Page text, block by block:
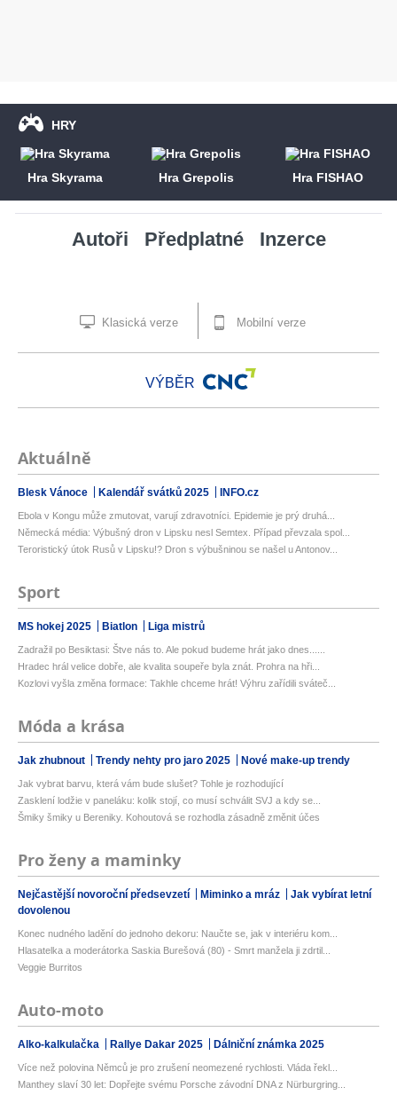
HRY
Hra Skyrama Hra Grepolis Hra FISHAO
Autoři Předplatné Inzerce
Klasická verze Mobilní verze
VÝBĚR
Aktuálně
Blesk Vánoce Kalendář svátků 2025 INFO.cz
Ebola v Kongu může zmutovat, varují zdravotníci. Epidemie je prý druhá...
Německá média: Výbušný dron v Lipsku nesl Semtex. Případ převzala spol...
Teroristický útok Rusů v Lipsku!? Dron s výbušninou se našel u Antonov...
Sport
MS hokej 2025 Biatlon Liga mistrů
Zadražil po Besiktasi: Štve nás to. Ale pokud budeme hrát jako dnes......
Hradec hrál velice dobře, ale kvalita soupeře byla znát. Prohra na hři...
Kozlovi vyšla změna formace: Takhle chceme hrát! Výhru zařídili sváteč...
Móda a krása
Jak zhubnout Trendy nehty pro jaro 2025 Nové make-up trendy
Jak vybrat barvu, která vám bude slušet? Tohle je rozhodující
Zasklení lodžie v paneláku: kolik stojí, co musí schválit SVJ a kdy se...
Šmiky šmiky u Bereniky. Kohoutová se rozhodla zásadně změnit účes
Pro ženy a maminky
Nejčastější novoroční předsevzetí Miminko a mráz
Jak vybírat letní
dovolenou
Konec nudného ladění do jednoho dekoru: Naučte se, jak v interiéru kom...
Hlasatelka a moderátorka Saskia Burešová (80) - Smrt manžela ji zdrtil...
Veggie Burritos
Auto-moto
Alko-kalkulačka Rallye Dakar 2025 Dálniční známka 2025
Více než polovina Němců je pro zrušení neomezené rychlosti. Vláda řekl...
Manthey slaví 30 let: Dopřejte svému Porsche závodní DNA z Nürburgring...